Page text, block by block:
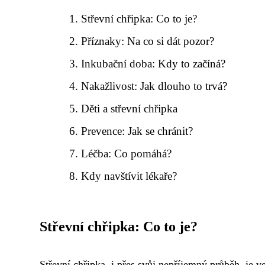
Střevní chřipka: Co to je?
Příznaky: Na co si dát pozor?
Inkubační doba: Kdy to začíná?
Nakažlivost: Jak dlouho to trvá?
Děti a střevní chřipka
Prevence: Jak se chránit?
Léčba: Co pomáhá?
Kdy navštívit lékaře?
Střevní chřipka: Co to je?